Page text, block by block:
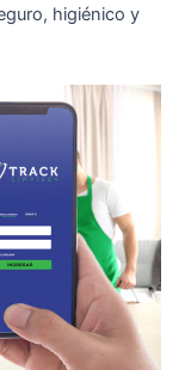
higiénico y